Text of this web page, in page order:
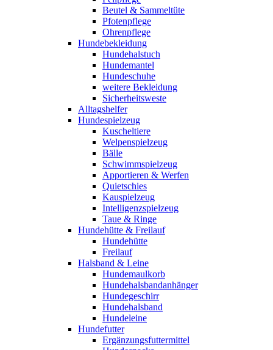
Beutel & Sammeltüte
Pfotenpflege
Ohrenpflege
Hundebekleidung
Hundehalstuch
Hundemantel
Hundeschuhe
weitere Bekleidung
Sicherheitsweste
Alltagshelfer
Hundespielzeug
Kuscheltiere
Welpenspielzeug
Bälle
Schwimmspielzeug
Apportieren & Werfen
Quietschies
Kauspielzeug
Intelligenzspielzeug
Taue & Ringe
Hundehütte & Freilauf
Hundehütte
Freilauf
Halsband & Leine
Hundemaulkorb
Hundehalsbandanhänger
Hundegeschirr
Hundehalsband
Hundeleine
Hundefutter
Ergänzungsfuttermittel